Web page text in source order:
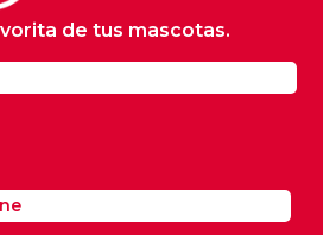
de tus mascotas.